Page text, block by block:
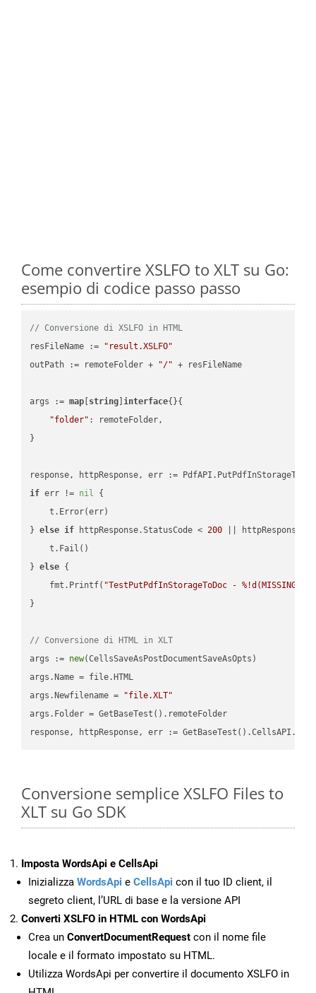
Come convertire XSLFO to XLT su Go:
esempio di codice passo passo
// Conversione di XSLFO in HTML
resFileName :=
"result.XSLFO"
outPath := remoteFolder +
"/" + resFileName
args := map string ]interface{}{
"folder" : remoteFolder,
}
if err != nil {
    t.Error(err)
} else if httpResponse.StatusCode < 200 ||
    t.Fail()
} else {
    fmt.Printf(
"TestPutPdfInStorageToDoc - %!d(MISSING)\n"
}
// Conversione di HTML in XLT
args := new(CellsSaveAsPostDocumentSaveAsOpts)
args.Name = file.HTML
args.Newfilename =
"file.XLT"
args.Folder = GetBaseTest().remoteFolder
Conversione semplice XSLFO Files to
XLT su Go SDK
Imposta WordsApi e CellsApi
Inizializza WordsApi e CellsApi con il tuo ID client, il
segreto client, l’URL di base e la versione API
Converti XSLFO in HTML con WordsApi
Crea un ConvertDocumentRequest con il nome file
locale e il formato impostato su HTML.
Utilizza WordsApi per convertire il documento XSLFO in